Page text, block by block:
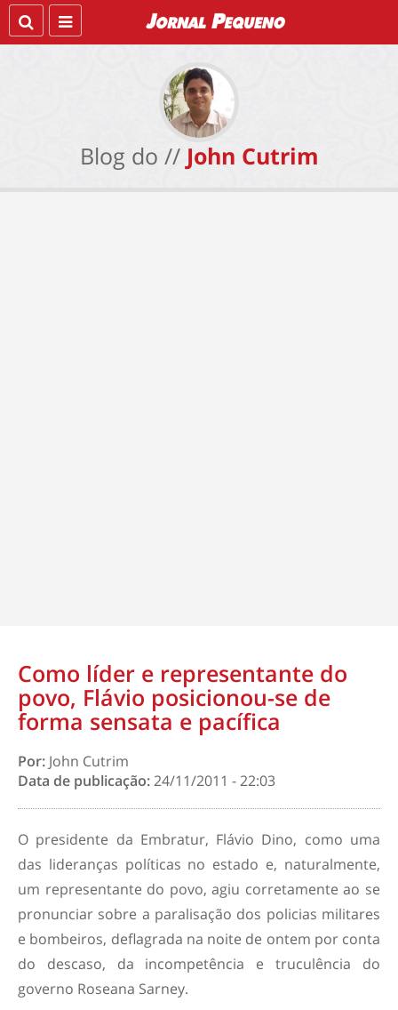
Blog do // John Cutrim
Como líder e representante do
povo, Flávio posicionou-se de
forma sensata e pacífica
Por: John Cutrim
Data de publicação:24/11/2011 - 22:03
O presidente da Embratur, Flávio Dino, como uma
das lideranças políticas no estado e, naturalmente,
um representante do povo, agiu corretamente ao se
pronunciar sobre a paralisação dos policias militares
e bombeiros, deflagrada na noite de ontem por conta
do descaso, da incompetência e truculência do
governo Roseana Sarney.